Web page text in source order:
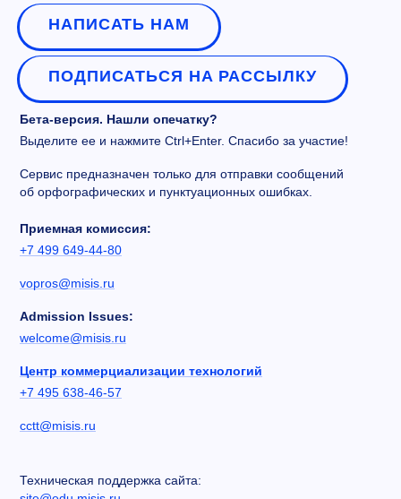
НАПИСАТЬ НАМ
ПОДПИСАТЬСЯ НА РАССЫЛКУ
Бета-версия. Нашли опечатку?
Выделите ее и нажмите Ctrl+Enter. Спасибо за участие!
Сервис предназначен только для отправки сообщений
об орфографических и пунктуационных ошибках.
Приемная комиссия:
+7 499 649-44-80
vopros@misis.ru
Admission Issues:
welcome@misis.ru
Центр коммерциализации технологий
+7 495 638-46-57
cctt@misis.ru
Техническая поддержка сайта: